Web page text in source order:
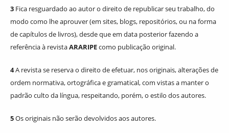
3 Fica resguardado ao autor o direito de republicar seu trabalho, do
modo como lhe aprouver (em sites, blogs, repositórios, ou na forma
de capítulos de livros), desde que em data posterior fazendo a
referência à revistaARARIPEcomo publicação original.
4A revista se reserva o direito de efetuar, nos originais, alterações de
ordem normativa, ortográfica e gramatical, com vistas a manter o
padrão culto da língua, respeitando, porém, o estilo dos autores.
5Os originais não serão devolvidos aos autores.